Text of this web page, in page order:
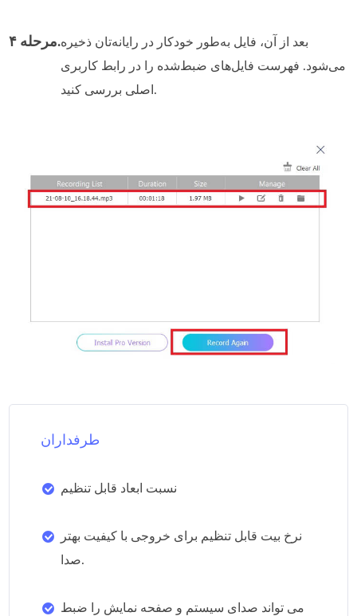
مرحله ۴.بعد از آن، فایل به‌طور خودکار در رایانه‌تان ذخیره
می‌شود. فهرست فایل‌های ضبط‌شده را در رابط کاربری
اصلی بررسی کنید.
طرفداران
نسبت ابعاد قابل تنظیم
نرخ بیت قابل تنظیم برای خروجی با کیفیت بهتر
صدا.
می تواند صدای سیستم و صفحه نمایش را ضبط